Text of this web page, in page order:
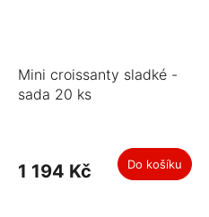
Mini croissanty sladké -
sada 20 ks
1 194 Kč Do košíku